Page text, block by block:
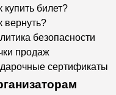
купить билет?
вернуть?
безопасности
продаж
сертификаты